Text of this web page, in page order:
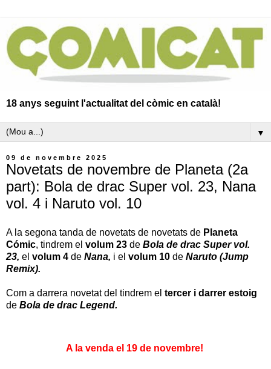
18 anys seguint l'actualitat del còmic en català!
▼
09 de novembre 2025
Novetats de novembre de Planeta (2a
part): Bola de drac Super vol. 23, Nana
vol. 4 i Naruto vol. 10
A la segona tanda de novetats de novetats de Planeta
Cómic, tindrem el volum 23 de Bola de drac Super vol.
23, el volum 4 de Nana, i el volum 10 de Naruto (Jump
Remix).
Com a darrera novetat del tindrem el tercer i darrer estoig
de Bola de drac Legend.
A la venda el 19 de novembre!